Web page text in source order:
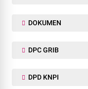
DOKUMEN
DPC GRIB
DPD KNPI